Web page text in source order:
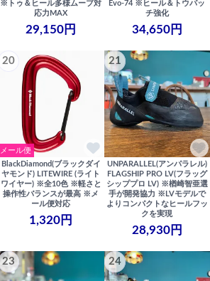
※トゥ＆ヒール多様ムーブ対
応力MAX
29,150円
Evo-74 ※ヒール＆トウパッ
チ強化
34,650円
20
メール便
BlackDiamond(ブラックダイ
ヤモンド) LITEWIRE (ライト
ワイヤー) ※全10色 ※軽さと
操作性バランスが最高 ※メ
ール便対応
1,320円
21
UNPARALLEL(アンパラレル)
FLAGSHIP PRO LV(フラッグ
シッププロ LV) ※楢崎智亜選
手が開発協力 ※LVモデルで
よりコンパクトなヒールフッ
クを実現
28,930円
23 24